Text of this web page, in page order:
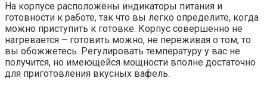
На корпусе расположены индикаторы питания и
готовности к работе, так что вы легко определите, когда
можно приступить к готовке. Корпус совершенно не
нагревается – готовить можно, не переживая о том, то
вы обожжетесь. Регулировать температуру у вас не
получится, но имеющейся мощности вполне достаточно
для приготовления вкусных вафель.